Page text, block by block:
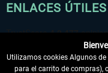
ENLACES ÚTILES
Utilizamos cookies Algunos
para el carrito de compras),